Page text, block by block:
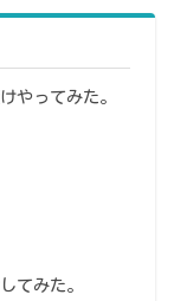
やってみた。
てみた。